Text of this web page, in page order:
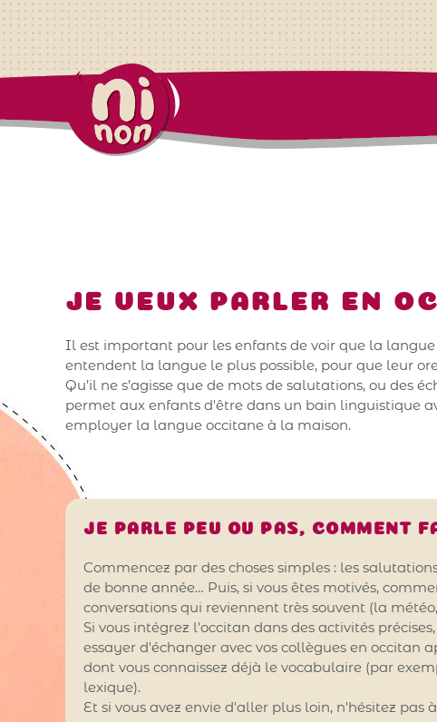
JE VEUX PARLER EN
Il est important pour les enfants de voir que la
entendent la langue le plus possible, pour que leur
Qu’il ne s’agisse que de mots de salutations, ou
permet aux enfants d'être dans un bain linguistique
employer la langue occitane à la maison.
JE PARLE PEU OU PAS, COMMENT
Commencez par des choses simples : les
de bonne année… Puis, si vous êtes motivés,
conversations qui reviennent très souvent (la
Si vous intégrez l'occitan dans des activités
essayer d'échanger avec vos collègues en occitan
dont vous connaissez déjà le vocabulaire (par
lexique).
Et si vous avez envie d'aller plus loin, n'hésitez pas